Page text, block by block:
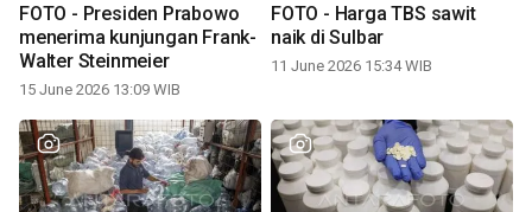
FOTO - Presiden Prabowo
menerima kunjungan Frank-
Walter Steinmeier
15 June 2026 13:09 WIB
FOTO - Harga TBS sawit
naik di Sulbar
11 June 2026 15:34 WIB